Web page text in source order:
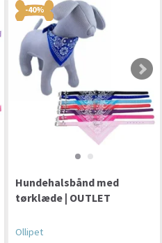
-40%
Hundehalsbånd med
tørklæde | OUTLET
Ollipet